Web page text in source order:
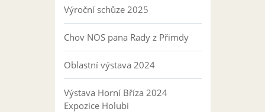
Výroční schůze 2025
Chov NOS pana Rady z Přimdy
Oblastní výstava 2024
Výstava Horní Bříza 2024
Expozice Holubi